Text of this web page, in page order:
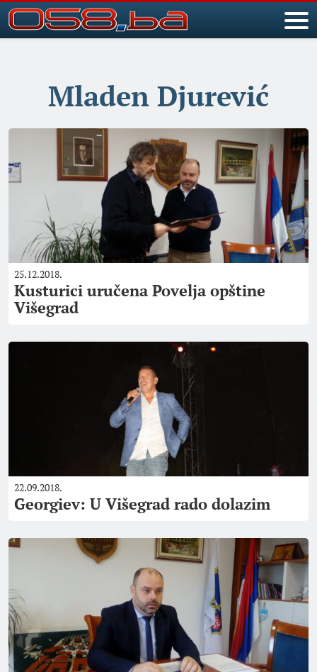
Mladen Djurević
25.12.2018.
Kusturici uručena Povelja opštine
Višegrad
22.09.2018.
Georgiev: U Višegrad rado dolazim